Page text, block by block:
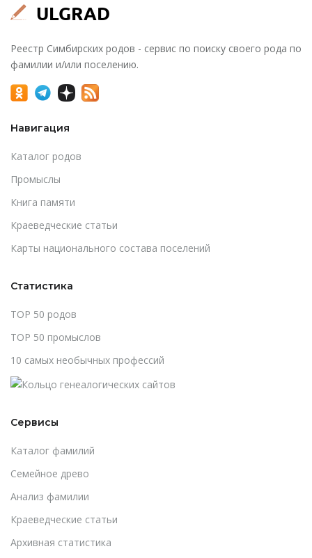
Реестр Симбирских родов - сервис по поиску своего рода по
фамилии и/или поселению.
Навигация
Каталог родов
Промыслы
Книга памяти
Краеведческие статьи
Карты национального состава поселений
Статистика
TOP 50 родов
TOP 50 промыслов
10 самых необычных профессий
Сервисы
Каталог фамилий
Cемейное древо
Анализ фамилии
Краеведческие статьи
Архивная статистика